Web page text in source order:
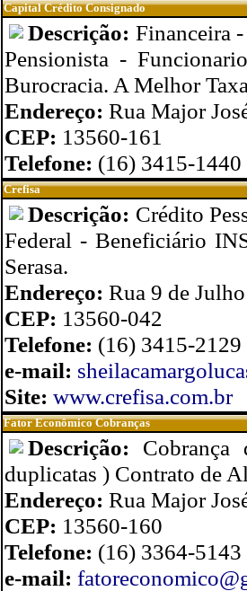
Capital Crédito Consignado
Descrição: Financeira
Pensionista -
Burocracia. A Melhor
Endereço: Rua Major
CEP: 13560-161
Telefone: (16) 3415-
Crefisa
Descrição: Crédito
Federal - Beneficiário
Serasa.
Endereço: Rua 9 de
CEP: 13560-042
Telefone: (16) 3415-
e-mail:
Site: www.crefisa.com.br
Fator Econômico Cobranças
Descrição:
duplicatas ) Contrato de
Endereço: Rua Major
CEP: 13560-160
Telefone: (16) 3364-5143
e-mail: